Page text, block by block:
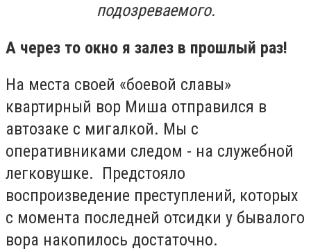
подозреваемого.
А через то окно я залез в прошлый раз!
На места своей «боевой славы»
квартирный вор Миша отправился в
автозаке с мигалкой. Мы с
оперативниками следом - на служебной
легковушке. Предстояло
воспроизведение преступлений, которых
с момента последней отсидки у бывалого
вора накопилось достаточно.